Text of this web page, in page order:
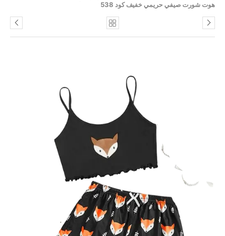
هوت شورت صيفي حريمي خفيف كود 538